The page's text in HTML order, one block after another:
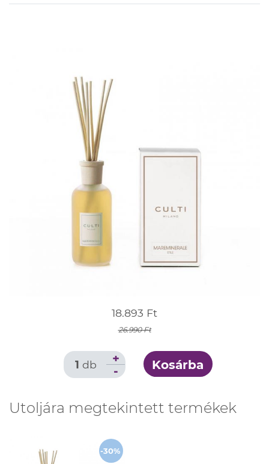
18.893 Ft
26.990 Ft
1 db -
+ Kosárba
Utoljára megtekintett termékek
-30%